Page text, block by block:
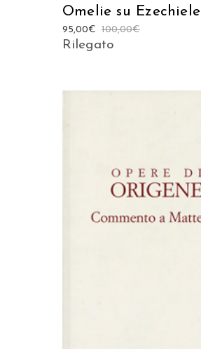
Omelie su Ezechiele
100,00€
95,00€
Rilegato